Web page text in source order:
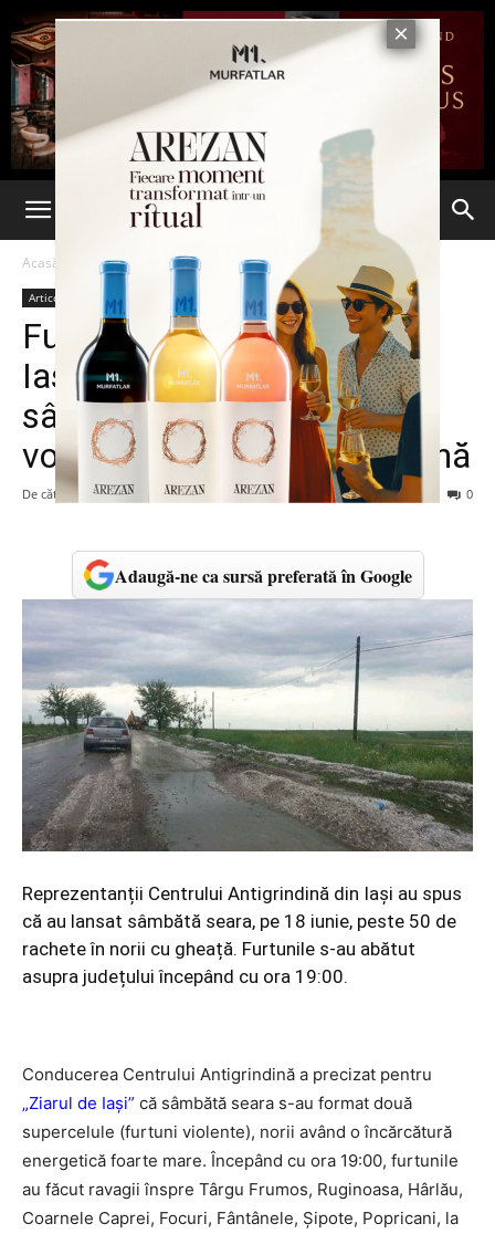
Acasă Articole
Articole
Furtuna s-a abătut asupra
Iașului. Toată noaptea de
sâmbătă spre duminică se
vor trage rachete antigrindină
De către 18 iunie 2016 0
Adaugă-ne ca sursă preferată în Google
Reprezentanții Centrului Antigrindină din Iași au spus
că au lansat sâmbătă seara, pe 18 iunie, peste 50 de
rachete în norii cu gheață. Furtunile s-au abătut
asupra județului începând cu ora 19:00.
Conducerea Centrului Antigrindină a precizat pentru
„Ziarul de Iași” că sâmbătă seara s-au format două
supercelule (furtuni violente), norii având o încărcătură
energetică foarte mare. Începând cu ora 19:00, furtunile
au făcut ravagii înspre Târgu Frumos, Ruginoasa, Hârlău,
Coarnele Caprei, Focuri, Fântânele, Șipote, Popricani, la